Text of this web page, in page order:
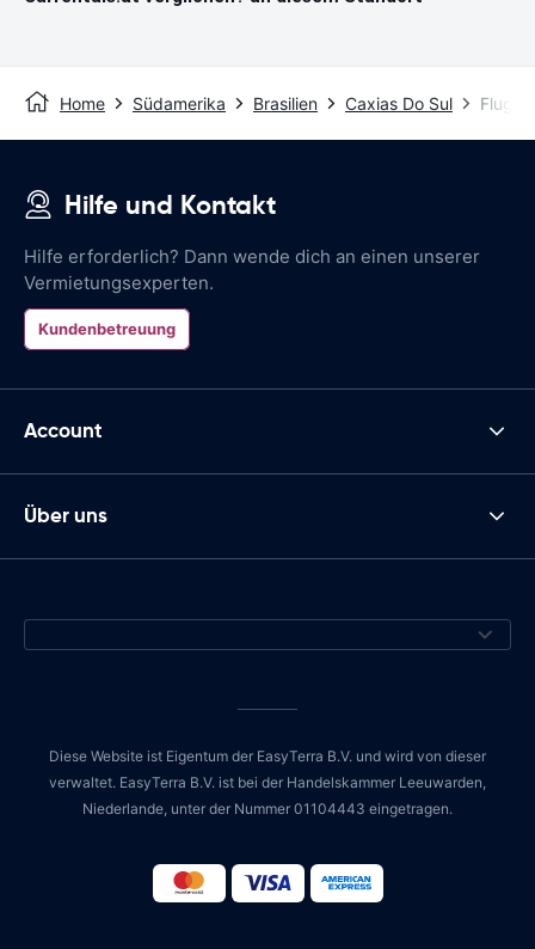
Home Südamerika Brasilien Caxias Do Sul
Hilfe und Kontakt
Hilfe erforderlich? Dann wende dich an einen unserer
Vermietungsexperten.
Kundenbetreuung
Account
Über uns
Diese Website ist Eigentum der EasyTerra B.V. und wird von dieser
verwaltet. EasyTerra B.V. ist bei der Handelskammer Leeuwarden,
Niederlande, unter der Nummer 01104443 eingetragen.